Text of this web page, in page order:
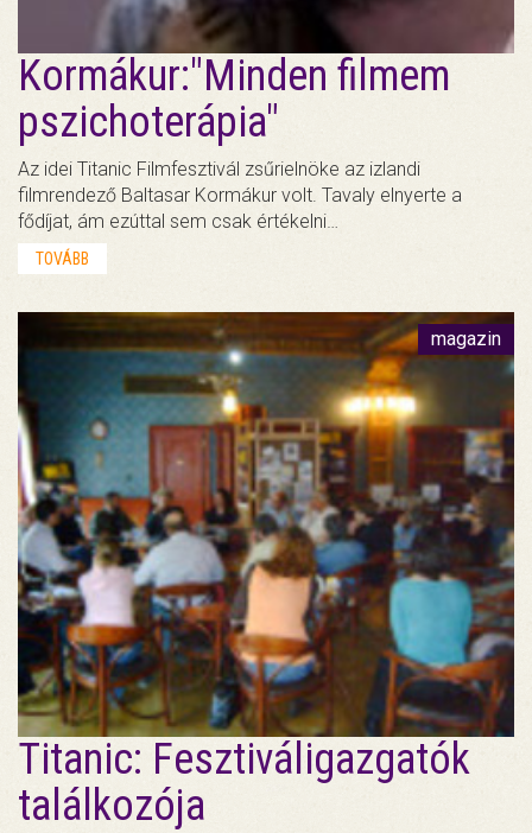
Kormákur:"Minden filmem
pszichoterápia"
Az idei Titanic Filmfesztivál zsűrielnöke az izlandi
filmrendező Baltasar Kormákur volt. Tavaly elnyerte a
fődíjat, ám ezúttal sem csak értékelni…
TOVÁBB
magazin
Titanic: Fesztiváligazgatók
találkozója